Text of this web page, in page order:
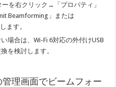
を右クリック→「プロパティ」
Beamforming」または
ます。
場合は、Wi-Fi 6対応の外付けUSB
を検討します。
理画面でビームフォー